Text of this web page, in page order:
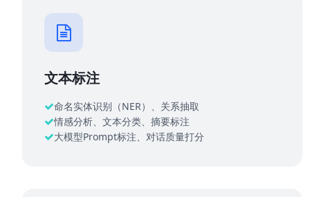
文本标注
命名实体识别（NER）、关系抽取
情感分析、文本分类、摘要标注
大模型Prompt标注、对话质量打分